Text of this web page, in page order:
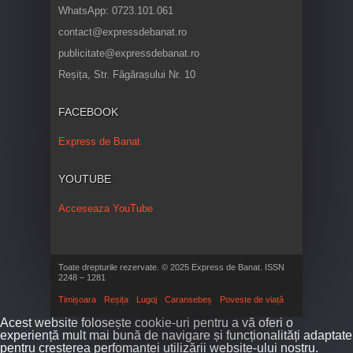
WhatsApp: 0723.101.061
contact@expressdebanat.ro
publicitate@expressdebanat.ro
Reșița, Str. Făgărașului Nr. 10
FACEBOOK
Express de Banat
YOUTUBE
Acceseaza YouTube
Toate drepturile rezervate. © 2025 Express de Banat. ISSN
2248 – 1281
Timișoara Reșița Lugoj Caransebeș Poveste de viață
Acest website folosește cookie-uri pentru a vă oferi o
experiență mult mai bună de navigare și funcționalități adaptate
pentru creșterea perfomanței utilizării website-ului nostru.